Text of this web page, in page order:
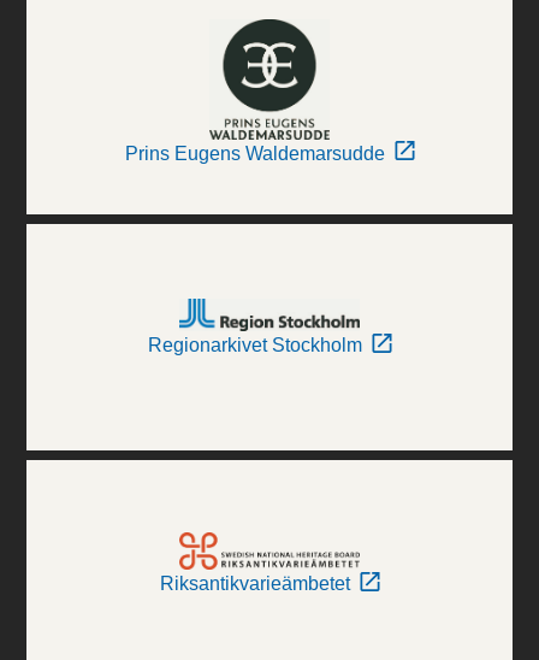
Prins Eugens Waldemarsudde
Regionarkivet Stockholm
Riksantikvarieämbetet